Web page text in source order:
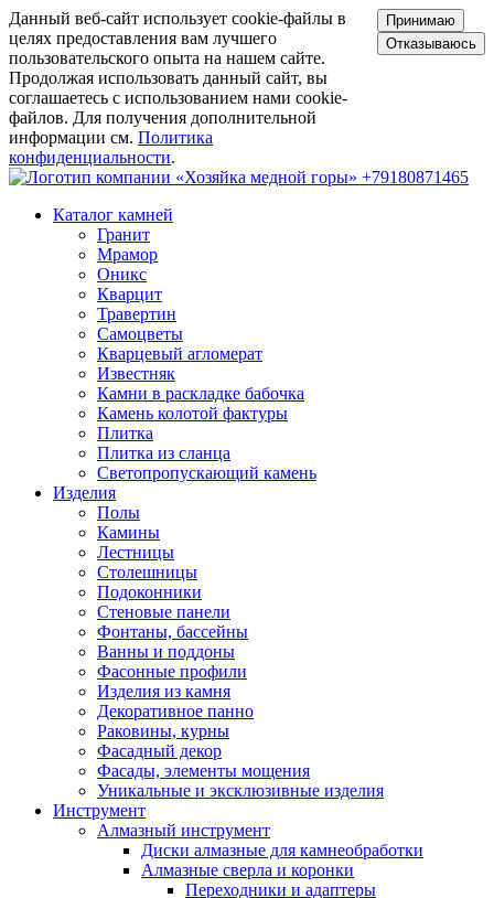
Данный веб-сайт использует cookie-файлы в
целях предоставления вам лучшего
пользовательского опыта на нашем сайте.
Продолжая использовать данный сайт, вы
соглашаетесь с использованием нами cookie-
файлов. Для получения дополнительной
информации см. Политика
конфиденциальности.
Принимаю
Отказываюсь
+79180871465
Каталог камней
Гранит
Мрамор
Оникс
Кварцит
Травертин
Самоцветы
Кварцевый агломерат
Известняк
Камни в раскладке бабочка
Камень колотой фактуры
Плитка
Плитка из сланца
Светопропускающий камень
Изделия
Полы
Камины
Лестницы
Столешницы
Подоконники
Стеновые панели
Фонтаны, бассейны
Ванны и поддоны
Фасонные профили
Изделия из камня
Декоративное панно
Раковины, курны
Фасадный декор
Фасады, элементы мощения
Уникальные и эксклюзивные изделия
Инструмент
Алмазный инструмент
Диски алмазные для камнеобработки
Алмазные сверла и коронки
Переходники и адаптеры